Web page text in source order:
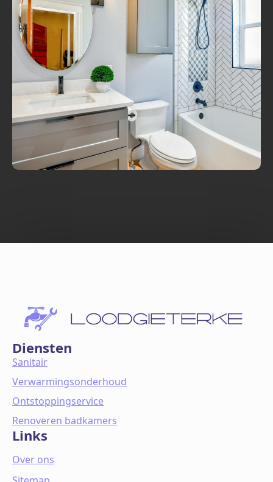
Diensten
Sanitair
Verwarmingsonderhoud
Ontstoppingservice
Renoveren badkamers
Links
Over ons